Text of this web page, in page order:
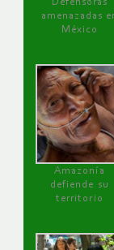
amenazadas
México
Amazonía
defiende su
territorio